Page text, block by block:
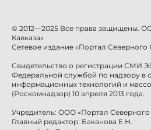
© 2012—2025 Все права защищены.
Кавказа»
Сетевое издание «Портал Северного
Свидетельство о регистрации СМИ
Федеральной службой по надзору в
информационных технологий и
(Роскомнадзор) 10 апреля 2013 года.
Учредитель: ООО «Портал Северного
Главный редактор: Баканова Е.Н.